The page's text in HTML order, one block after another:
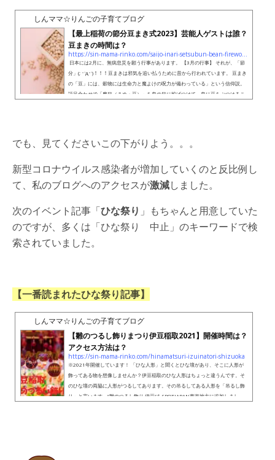
しんママ☆りんごの子育てブログ
【最上稲荷の節分豆まき式2023】芸能人ゲストは誰？
豆まきの時間は？
日本には2月に、無病息災を願う行事があります。 【3月の行事】 それが、「節
分」(; ･`д･´)！！！豆まきは邪気を追い払うために昔から行われています。 豆まき
の「豆」には、穀物には生命力と魔よけの呪力が備わっている」という信仰説。
語呂合わせで「魔目（まめ・豆）」を鬼の目に投げつけて、鬼に豆をぶつけるこ
でも、見てくださいこの下がりよう。。。
新型コロナウイルス感染者が増加していくのと反比例し
て、私のブログへのアクセスが激減しました。
次のイベント記事「ひな祭り 」もちゃんと用意していた
のですが、多くは「ひな祭り 中止」のキーワードで検
索されていました。
【一番読まれたひな祭り記事】
しんママ☆りんごの子育てブログ
【雛のつるし飾りまつり伊豆稲取2021】開催時間は？
アクセス方法は？
https://sin-mama-rinko.com/hinamatsuri-izuinatori-shizuoka
※2021年開催しています！ 「ひな人形」と聞くとひな壇があり、そこに人形が
飾ってある物を想像しませんか？伊豆稲取のひな人形はちょっと違うんです。そ
のひな壇の両脇に人形がつるしてあります。その吊るしてある人形を「吊るし飾
り」と言います。”雛のつるし飾り 伊豆”をSPOTJAPAN東海地方に追加しまし